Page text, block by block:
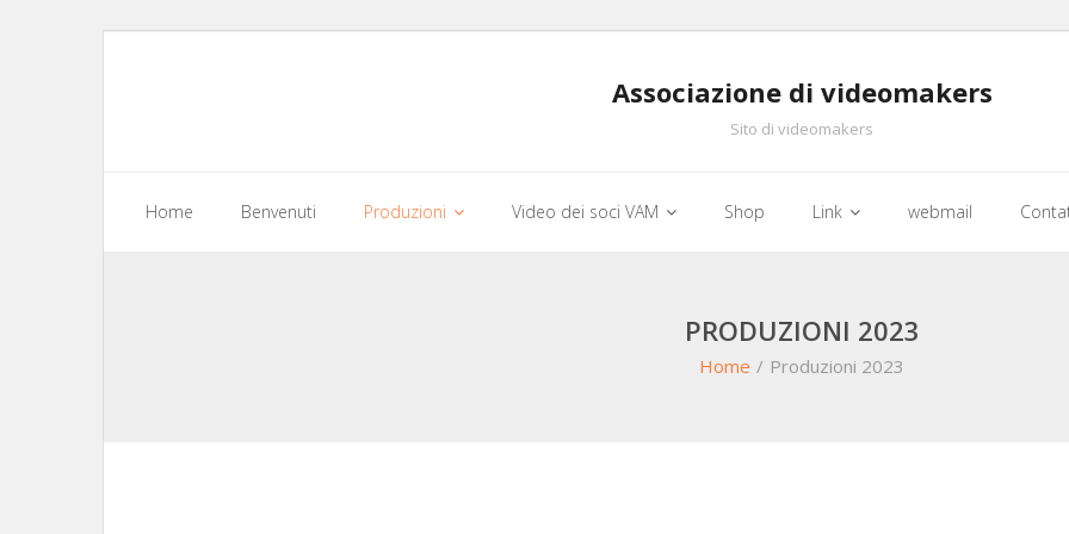
Associazione di videomakers
Sito di videomakers
Home Benvenuti Produzioni Video dei soci VAM Shop Link webmail
PRODUZIONI 2023
Home / Produzioni 2023